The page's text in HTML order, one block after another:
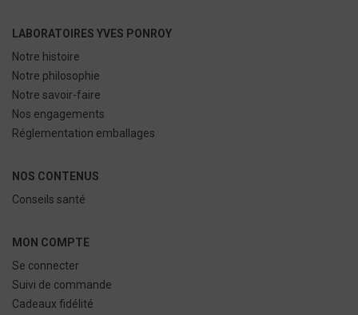
LABORATOIRES YVES PONROY
Notre histoire
Notre philosophie
Notre savoir-faire
Nos engagements
Réglementation emballages
NOS CONTENUS
Conseils santé
MON COMPTE
Se connecter
Suivi de commande
Cadeaux fidélité